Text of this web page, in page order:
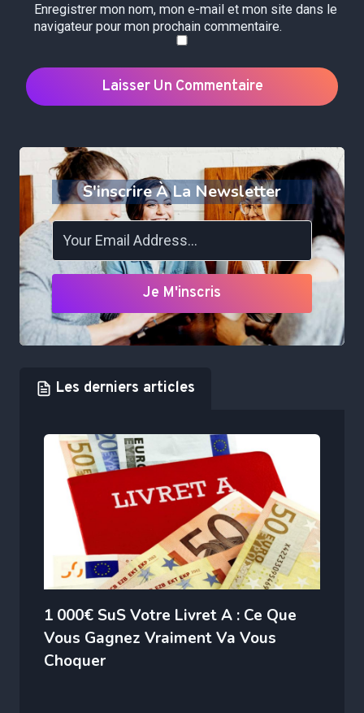
Enregistrer mon nom, mon e-mail et mon site dans le
navigateur pour mon prochain commentaire.
S'inscrire À La Newsletter
Je M'inscris
Les derniers articles
1 000€ SuS Votre Livret A : Ce Que
Vous Gagnez Vraiment Va Vous
Choquer